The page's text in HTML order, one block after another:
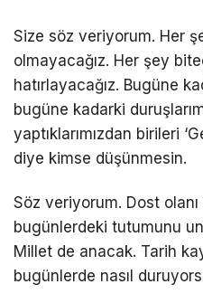
Size söz veriyorum. Her
olmayacağız. Her şey
hatırlayacağız. Bugüne
bugüne kadarki
yaptıklarımızdan birileri
diye kimse düşünmesin.
Söz veriyorum. Dost
bugünlerdeki tutumunu
Millet de anacak. Tarih
bugünlerde nasıl